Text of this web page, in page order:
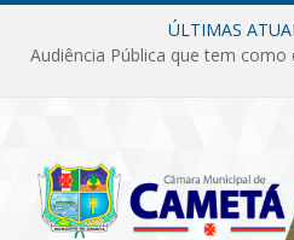
ÚLTIMAS